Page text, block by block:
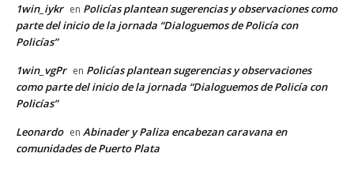
1win_iykr en Policías plantean sugerencias y observaciones como
parte del inicio de la jornada “Dialoguemos de Policía con
Policías”
1win_vgPr en Policías plantean sugerencias y observaciones
como parte del inicio de la jornada “Dialoguemos de Policía con
Policías”
Leonardo en Abinader y Paliza encabezan caravana en
comunidades de Puerto Plata